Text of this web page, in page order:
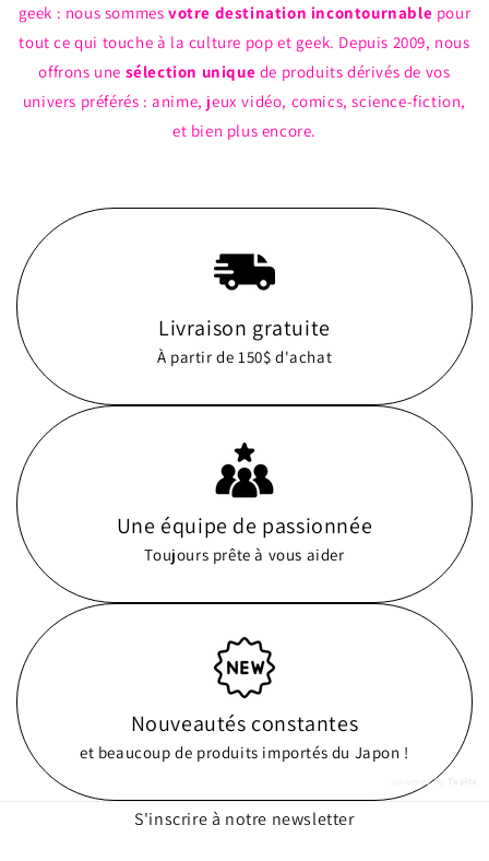
geek : nous sommesvotre destination incontournable pour
tout ce qui touche à la culture pop et geek. Depuis 2009, nous
offrons une sélection unique de produits dérivés de vos
univers préférés : anime, jeux vidéo, comics, science-fiction,
et bien plus encore.
Livraison gratuite
À partir de 150$ d'achat
Une équipe de passionnée
Toujours prête à vous aider
Nouveautés constantes
et beaucoup de produits importés du Japon !
powered by
S'inscrire à notre newsletter